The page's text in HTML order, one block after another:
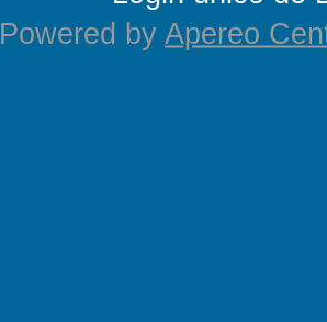
Powered by Apereo